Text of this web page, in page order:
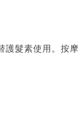
髮素使用。按